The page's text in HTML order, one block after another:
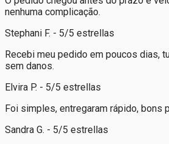
nenhuma complicação.
Stephani F. - 5/5 estrellas
Recebi meu pedido em poucos dias,
sem danos.
Elvira P. - 5/5 estrellas
Foi simples, entregaram rápido, bons
Sandra G. - 5/5 estrellas